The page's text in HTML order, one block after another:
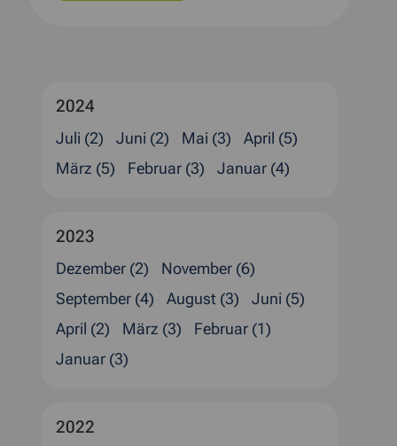
2024
Juli (2) Juni (2) Mai (3)
April (5)
März (5)
Februar (3) Januar (4)
2023
Dezember (2)
November (6)
September (4)
August (3)
Juni (5)
April (2)
März (3)
Februar (1)
Januar (3)
2022